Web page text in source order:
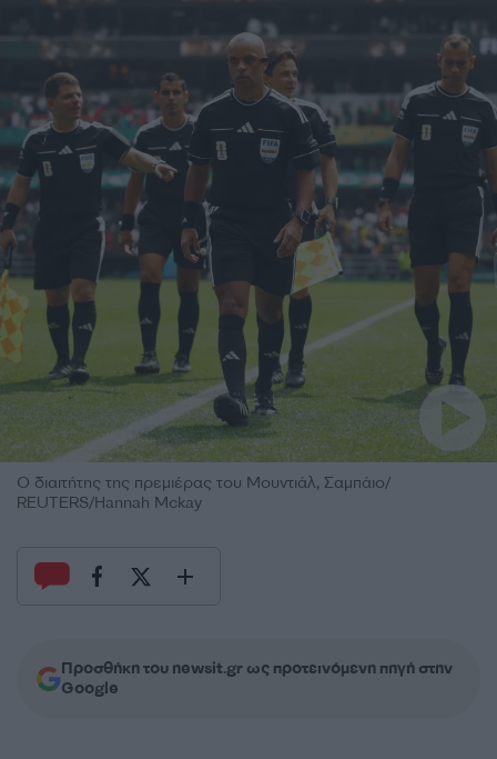
Ο διαιτήτης της πρεμιέρας του Μουντιάλ, Σαμπάιο/
REUTERS/Hannah Mckay
Προσθήκη του newsit.gr ως προτεινόμενη πηγή στην
Google